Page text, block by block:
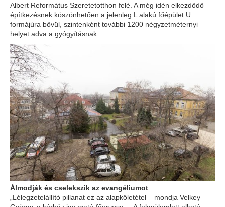
Albert Református Szeretetotthon felé. A még idén elkezdődő
építkezésnek köszönhetően a jelenleg L alakú főépület U
formájúra bővül, szintenként további 1200 négyzetméternyi
helyet adva a gyógyításnak.
Álmodják és cselekszik az evangéliumot
„Lélegzetelállító pillanat ez az alapkőletétel – mondja Velkey